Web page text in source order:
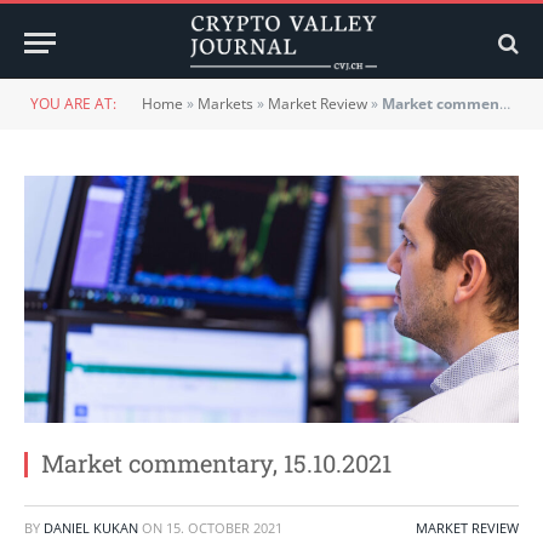
YOU ARE AT: Home » Markets » Market Review» Market commentary, 15.10.2021
Market commentary, 15.10.2021
BY DANIEL KUKAN ON 15. OCTOBER 2021 MARKET REVIEW